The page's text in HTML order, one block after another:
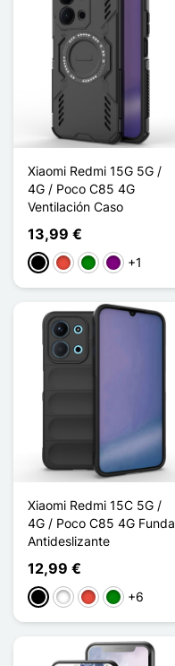
Xiaomi Redmi 15G 5G /
4G / Poco C85 4G
Ventilación Caso
13,99 €
NegroRojoVerdePúrpura
+1
Xiaomi Redmi 15C 5G /
4G / Poco C85 4G Funda
Antideslizante
12,99 €
NegroBlancoRojoVerde
+6